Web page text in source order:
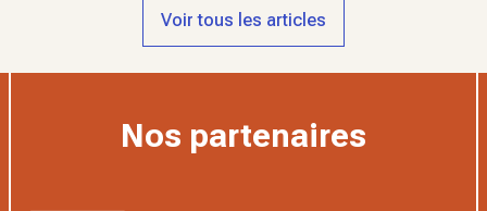
Voir tous les articles
Nos partenaires